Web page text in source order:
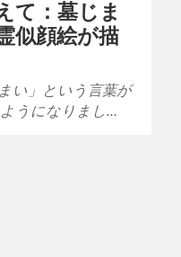
て：墓じま
似顔絵が描
い」という言葉が
うになりまし…